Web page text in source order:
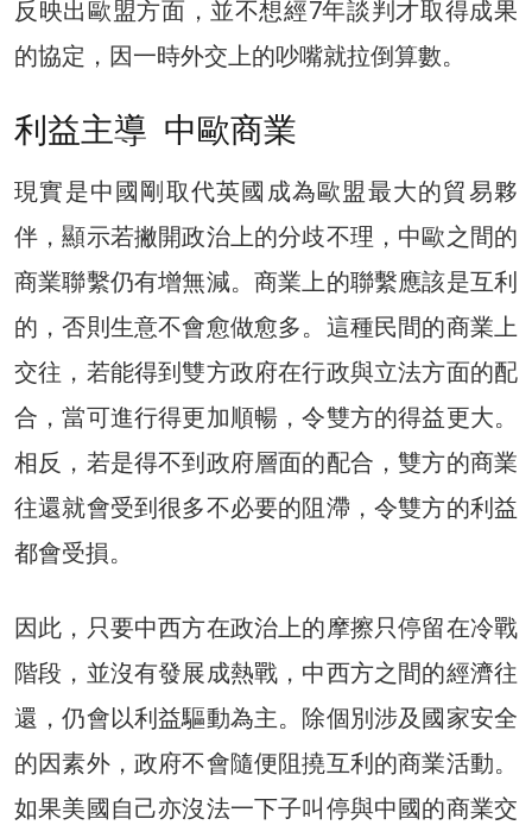
反映出歐盟方面，並不想經7年談判才取得成果
的協定，因一時外交上的吵嘴就拉倒算數。
利益主導 中歐商業
現實是中國剛取代英國成為歐盟最大的貿易夥
伴，顯示若撇開政治上的分歧不理，中歐之間的
商業聯繫仍有增無減。商業上的聯繫應該是互利
的，否則生意不會愈做愈多。這種民間的商業上
交往，若能得到雙方政府在行政與立法方面的配
合，當可進行得更加順暢，令雙方的得益更大。
相反，若是得不到政府層面的配合，雙方的商業
往還就會受到很多不必要的阻滯，令雙方的利益
都會受損。
因此，只要中西方在政治上的摩擦只停留在冷戰
階段，並沒有發展成熱戰，中西方之間的經濟往
還，仍會以利益驅動為主。除個別涉及國家安全
的因素外，政府不會隨便阻撓互利的商業活動。
如果美國自己亦沒法一下子叫停與中國的商業交